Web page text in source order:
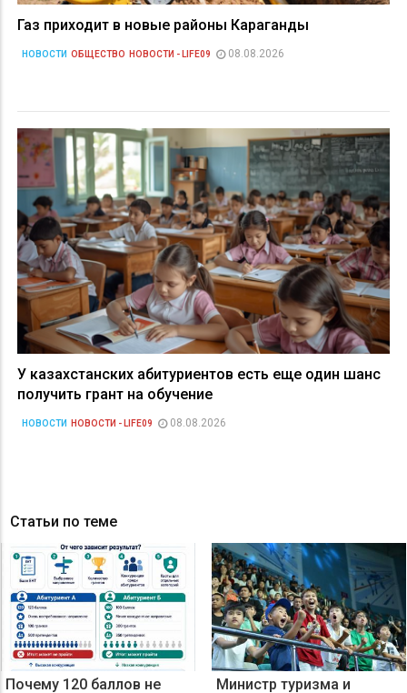
Газ приходит в новые районы Караганды
НОВОСТИ ОБЩЕСТВО НОВОСТИ - LIFE09 08.08.2026
У казахстанских абитуриентов есть еще один шанс
получить грант на обучение
НОВОСТИ НОВОСТИ - LIFE09 08.08.2026
Статьи по теме
Почему 120 баллов не
Министр туризма и